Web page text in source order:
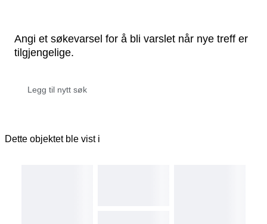
Angi et søkevarsel for å bli varslet når nye treff er
tilgjengelige.
Dette objektet ble vist i